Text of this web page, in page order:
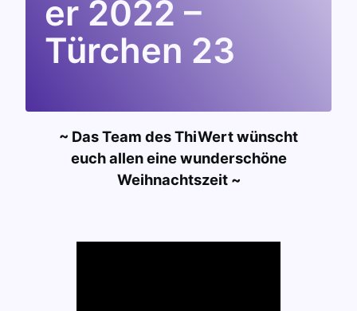
er 2022 –
Türchen 23
~ Das Team des ThiWert wünscht
euch allen eine wunderschöne
Weihnachtszeit ~